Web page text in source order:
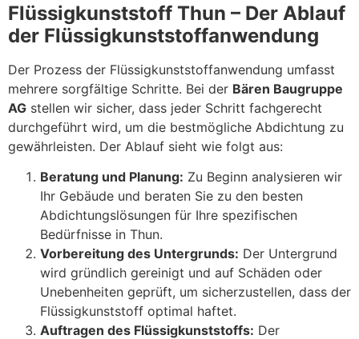
Flüssigkunststoff Thun – Der Ablauf
der Flüssigkunststoffanwendung
Der Prozess der Flüssigkunststoffanwendung umfasst
mehrere sorgfältige Schritte. Bei der Bären Baugruppe
AG stellen wir sicher, dass jeder Schritt fachgerecht
durchgeführt wird, um die bestmögliche Abdichtung zu
gewährleisten. Der Ablauf sieht wie folgt aus:
Beratung und Planung: Zu Beginn analysieren wir
Ihr Gebäude und beraten Sie zu den besten
Abdichtungslösungen für Ihre spezifischen
Bedürfnisse in Thun.
Vorbereitung des Untergrunds: Der Untergrund
wird gründlich gereinigt und auf Schäden oder
Unebenheiten geprüft, um sicherzustellen, dass der
Flüssigkunststoff optimal haftet.
Auftragen des Flüssigkunststoffs: Der